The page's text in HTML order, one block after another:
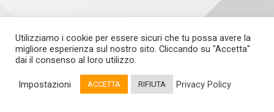
+39320.1915228 (Gigi)
INFORMAZIONI
Utilizziamo i cookie per essere sicuri che tu possa avere la
migliore esperienza sul nostro sito. Cliccando su "Accetta"
dai il consenso al loro utilizzo.
Impostazioni ACCETTA RIFIUTA Privacy Policy